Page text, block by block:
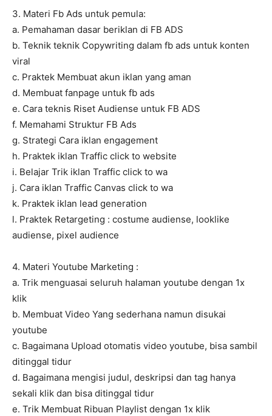
3. Materi Fb Ads untuk pemula:
a. Pemahaman dasar beriklan di FB ADS
b. Teknik teknik Copywriting dalam fb ads untuk konten
viral
c. Praktek Membuat akun iklan yang aman
d. Membuat fanpage untuk fb ads
e. Cara teknis Riset Audiense untuk FB ADS
f. Memahami Struktur FB Ads
g. Strategi Cara iklan engagement
h. Praktek iklan Traffic click to website
i. Belajar Trik iklan Traffic click to wa
j. Cara iklan Traffic Canvas click to wa
k. Praktek iklan lead generation
l. Praktek Retargeting : costume audiense, looklike
audiense, pixel audience
4. Materi Youtube Marketing :
a. Trik menguasai seluruh halaman youtube dengan 1x
klik
b. Membuat Video Yang sederhana namun disukai
youtube
c. Bagaimana Upload otomatis video youtube, bisa sambil
ditinggal tidur
d. Bagaimana mengisi judul, deskripsi dan tag hanya
sekali klik dan bisa ditinggal tidur
e. Trik Membuat Ribuan Playlist dengan 1x klik